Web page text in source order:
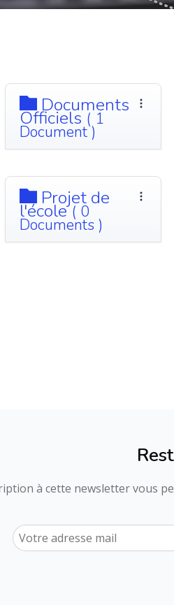
Documents
Officiels ( 1
Document )
Projet de
l'école( 0
Documents )
à cette newsletter vous